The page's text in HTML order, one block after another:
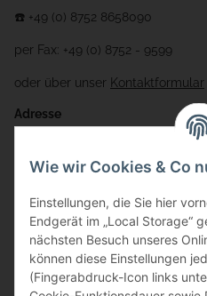
☎️ +49 (0) 8752 8658090
per Fax: +49 (0) 8752 - 9599
oder über unser Kontaktformular
Adresse
Gewerbering 17
84072 Au i.d. Hallertau
info@bauer-tore.de
Wie wir Cookies & Co
Einstellungen, die Sie hier
Endgerät im „Local Storage“
nächsten Besuch unseres
können diese Einstellungen
(Fingerabdruck-Icon links